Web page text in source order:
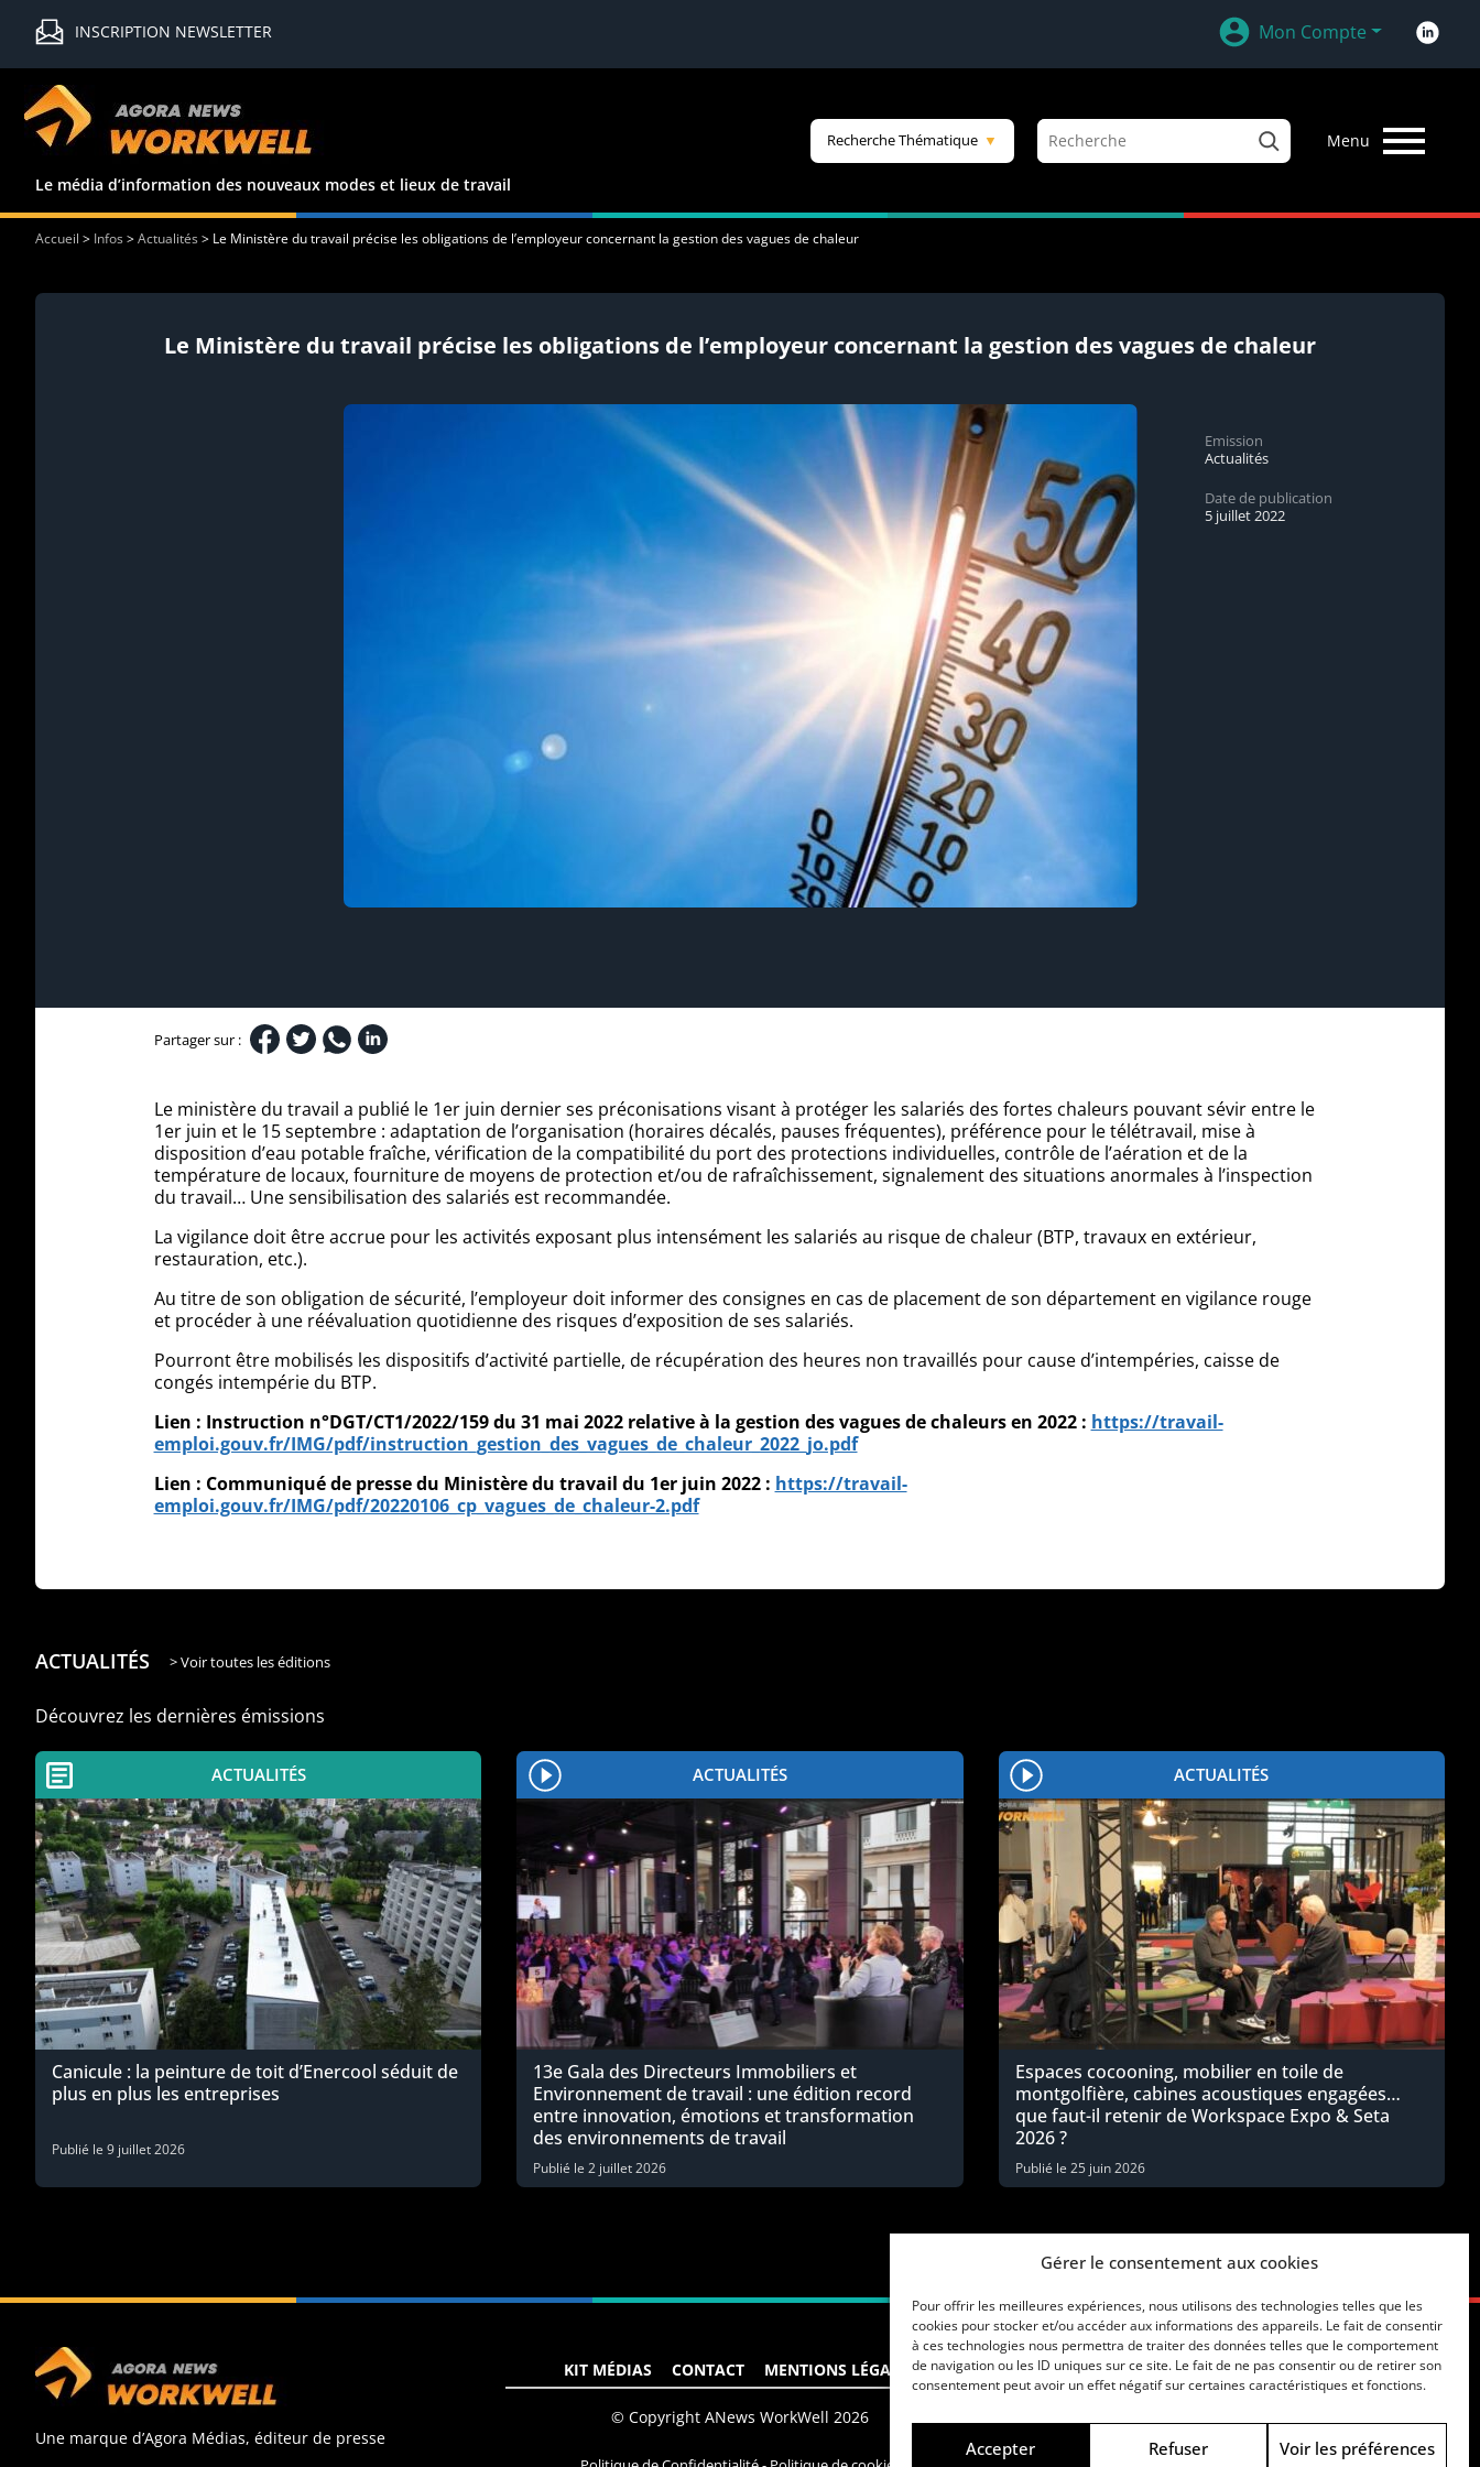
Gérer le consentement aux cookies
Pour offrir les meilleures expériences, nous utilisons des technologies telles que les
cookies pour stocker et/ou accéder aux informations des appareils. Le fait de consentir
à ces technologies nous permettra de traiter des données telles que le comportement
de navigation ou les ID uniques sur ce site. Le fait de ne pas consentir ou de retirer son
consentement peut avoir un effet négatif sur certaines caractéristiques et fonctions.
Accepter Refuser Voir les préférences
INSCRIPTION NEWSLETTER Mon Compte
Le média d’information des nouveaux modes et lieux de travail
Recherche Thématique ▼
R
e
h
c
e
Menu
Accueil > Infos>Actualités> Le Ministère du travail précise les obligations de l’employeur concernant la gestion des vagues de chaleur
Le Ministère du travail précise les obligations de l’employeur concernant la gestion des vagues de chaleur
Emission
Actualités
Date de publication
5 juillet 2022
Partager sur :
Le ministère du travail a publié le 1er juin dernier ses préconisations visant à protéger les salariés des fortes chaleurs pouvant sévir entre le
1er juin et le 15 septembre : adaptation de l’organisation (horaires décalés, pauses fréquentes), préférence pour le télétravail, mise à
disposition d’eau potable fraîche, vérification de la compatibilité du port des protections individuelles, contrôle de l’aération et de la
température de locaux, fourniture de moyens de protection et/ou de rafraîchissement, signalement des situations anormales à l’inspection
du travail… Une sensibilisation des salariés est recommandée.
La vigilance doit être accrue pour les activités exposant plus intensément les salariés au risque de chaleur (BTP, travaux en extérieur,
restauration, etc.).
Au titre de son obligation de sécurité, l’employeur doit informer des consignes en cas de placement de son département en vigilance rouge
et procéder à une réévaluation quotidienne des risques d’exposition de ses salariés.
Pourront être mobilisés les dispositifs d’activité partielle, de récupération des heures non travaillés pour cause d’intempéries, caisse de
congés intempérie du BTP.
Lien : Instruction n°DGT/CT1/2022/159 du 31 mai 2022 relative à la gestion des vagues de chaleurs en 2022 : https://travail-
emploi.gouv.fr/IMG/pdf/instruction_gestion_des_vagues_de_chaleur_2022_jo.pdf
Lien : Communiqué de presse du Ministère du travail du 1er juin 2022 : https://travail-
emploi.gouv.fr/IMG/pdf/20220106_cp_vagues_de_chaleur-2.pdf
ACTUALITÉS > Voir toutes les éditions
Découvrez les dernières émissions
ACTUALITÉS
Canicule : la peinture de toit d’Enercool séduit de
plus en plus les entreprises
Publié le 9 juillet 2026
ACTUALITÉS
13e Gala des Directeurs Immobiliers et
Environnement de travail : une édition record
entre innovation, émotions et transformation
des environnements de travail
Publié le2 juillet 2026
ACTUALITÉS
Espaces cocooning, mobilier en toile de
montgolfière, cabines acoustiques engagées…
que faut-il retenir de Workspace Expo & Seta
2026 ?
Publié le 25 juin 2026
Une marque d’Agora Médias, éditeur de presse
KIT MÉDIAS CONTACT MENTIONS LÉGALES
© Copyright ANews WorkWell 2026